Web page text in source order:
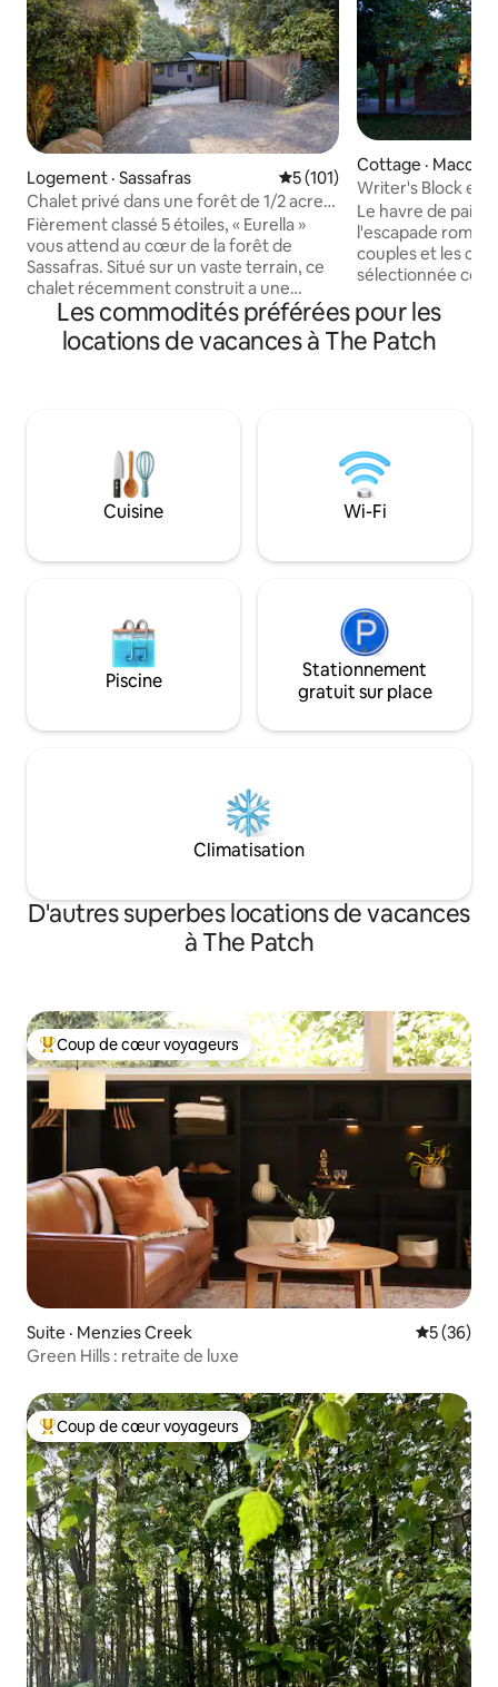
Logement · Sassafras Note moyenne de 5 sur 5,
5 (101)
Chalet privé dans une forêt de 1/2 acre
une forêt de 0,2 hectare dans les
Dandenong Ranges
Fièrement classé 5 étoiles, « Eurella »
vous attend au cœur de la forêt de
Sassafras. Situé sur un vaste terrain, ce
chalet récemment construit a une
ambiance de luxe, y compris de
nombreuses fenêtres à double vitrage
qui sont parfaitement encadrées pour
climatisation, une cheminée à foyer
ouvert, des comptoirs en pierre, des
matelas queen en latex, une
cuisine/garde-manger séparée, une
fenêtre donnant sur le ravin Sassafras et
Cottage ·
Writer's Block est
romantique
Le havre de paix
l'escapade
couples et les
sélectionnée
2022 pour
Zélande. Située
Puffing Billy. La
qu'à 30 minutes
et des marchés
Avec un bain
Les commodités préférées pour les
locations de vacances à The Patch
Cuisine Wi-Fi
Piscine
Stationnement
gratuit sur place
Climatisation
D'autres superbes locations de vacances
à The Patch
Coup de cœur voyageurs parmi les plus aimés
Coup de cœur voyageurs
Suite · Menzies Creek Note
5 (36)
Green Hills : retraite de luxe
Coup de cœur voyageurs parmi les plus aimés
Coup de cœur voyageurs